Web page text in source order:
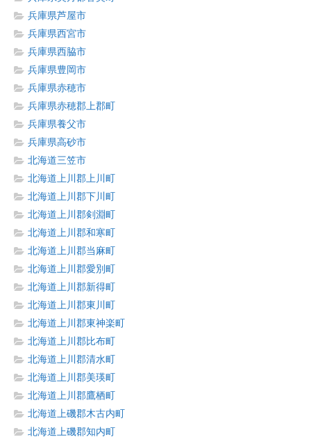
兵庫県芦屋市
兵庫県西宮市
兵庫県西脇市
兵庫県豊岡市
兵庫県赤穂市
兵庫県赤穂郡上郡町
兵庫県養父市
兵庫県高砂市
北海道三笠市
北海道上川郡上川町
北海道上川郡下川町
北海道上川郡剣淵町
北海道上川郡和寒町
北海道上川郡当麻町
北海道上川郡愛別町
北海道上川郡新得町
北海道上川郡東川町
北海道上川郡東神楽町
北海道上川郡比布町
北海道上川郡清水町
北海道上川郡美瑛町
北海道上川郡鷹栖町
北海道上磯郡木古内町
北海道上磯郡知内町